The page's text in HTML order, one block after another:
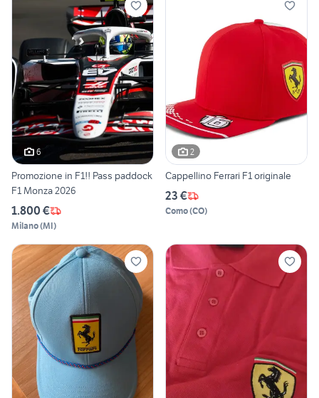
6
Promozione in F1!! Pass paddock
F1 Monza 2026
1.800 €
Milano(MI)
2
Cappellino Ferrari F1 originale
23 €
Como(CO)